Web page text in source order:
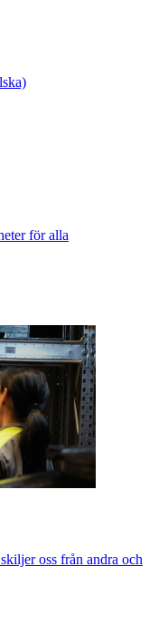
för alla
oss från andra och